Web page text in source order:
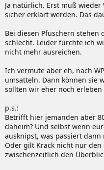
Ja natürlich. Erst muß
sicher erklärt werden. Das
Bei diesen Pfuschern stehen
schlecht. Leider fürchte ich
nicht mehr ausreichen.
Ich vermute aber eh, nach
umsatteln. Dann können sie
sollten wir eher noch
p.s.:
Betrifft hier jemanden aber
daheim? Und selbst wenn
ausknipst, was passiert dann
Oder gilt Krack nicht nur
zwischenzeitlich den